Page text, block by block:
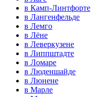
в Камп-Линтфорте
в Лангенфельде
в Лемго
в Лёне
в Леверкузене
в Липпштадте
в Ломаре
в Люденшайде
в Люнене
в Марле